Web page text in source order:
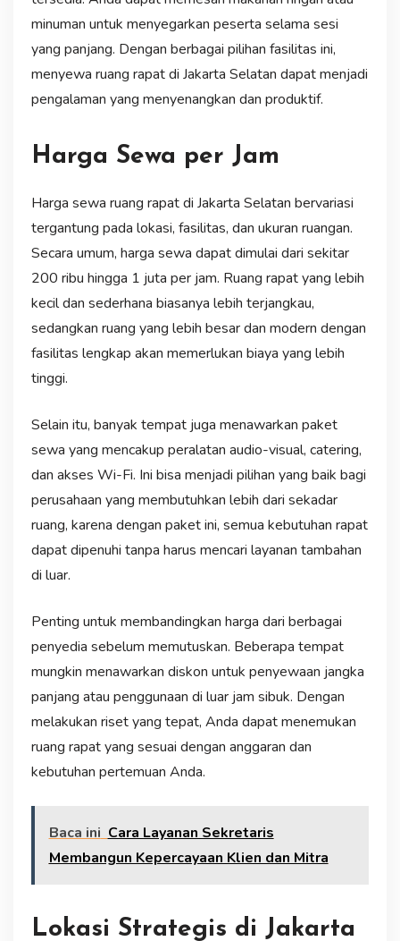
minuman untuk menyegarkan peserta selama sesi
yang panjang. Dengan berbagai pilihan fasilitas ini,
menyewa ruang rapat di Jakarta Selatan dapat menjadi
pengalaman yang menyenangkan dan produktif.
Harga Sewa per Jam
Harga sewa ruang rapat di Jakarta Selatan bervariasi
tergantung pada lokasi, fasilitas, dan ukuran ruangan.
Secara umum, harga sewa dapat dimulai dari sekitar
200 ribu hingga 1 juta per jam. Ruang rapat yang lebih
kecil dan sederhana biasanya lebih terjangkau,
sedangkan ruang yang lebih besar dan modern dengan
fasilitas lengkap akan memerlukan biaya yang lebih
tinggi.
Selain itu, banyak tempat juga menawarkan paket
sewa yang mencakup peralatan audio-visual, catering,
dan akses Wi-Fi. Ini bisa menjadi pilihan yang baik bagi
perusahaan yang membutuhkan lebih dari sekadar
ruang, karena dengan paket ini, semua kebutuhan rapat
dapat dipenuhi tanpa harus mencari layanan tambahan
di luar.
Penting untuk membandingkan harga dari berbagai
penyedia sebelum memutuskan. Beberapa tempat
mungkin menawarkan diskon untuk penyewaan jangka
panjang atau penggunaan di luar jam sibuk. Dengan
melakukan riset yang tepat, Anda dapat menemukan
ruang rapat yang sesuai dengan anggaran dan
kebutuhan pertemuan Anda.
Baca ini Cara Layanan Sekretaris
Membangun Kepercayaan Klien dan Mitra
Lokasi Strategis di Jakarta